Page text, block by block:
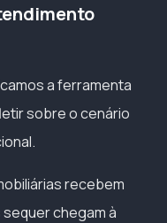
a ferramenta
sobre o cenário
recebem
chegam à